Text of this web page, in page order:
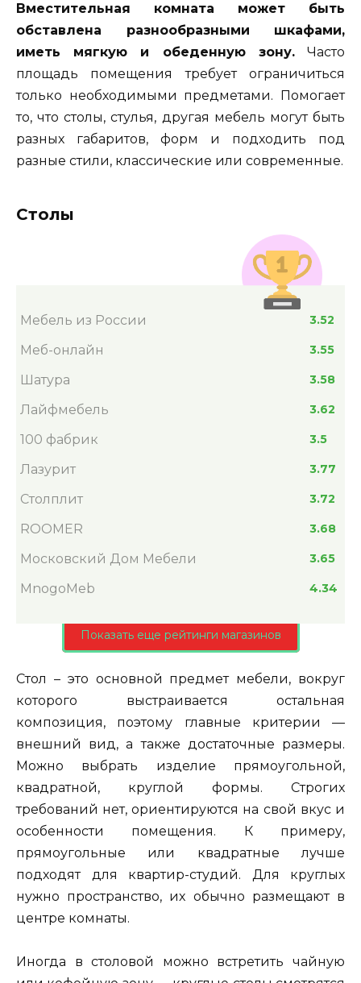
Вместительная комната может быть
обставлена разнообразными шкафами,
иметь мягкую и обеденную зону.Часто
площадь помещения требует ограничиться
только необходимыми предметами. Помогает
то, что столы, стулья, другая мебель могут быть
разных габаритов, форм и подходить под
разные стили, классические или современные.
Столы
Мебель из России 3.52
Меб-онлайн 3.55
Шатура 3.58
Лайфмебель 3.62
100 фабрик 3.5
Лазурит 3.77
Столплит 3.72
ROOMER 3.68
Московский Дом Мебели 3.65
MnogoMeb 4.34
Показать еще рейтинги магазинов
Стол – это основной предмет мебели, вокруг
которого выстраивается остальная
композиция, поэтому главные критерии —
внешний вид, а также достаточные размеры.
Можно выбрать изделие прямоугольной,
квадратной, круглой формы. Строгих
требований нет, ориентируются на свой вкус и
особенности помещения. К примеру,
прямоугольные или квадратные лучше
подходят для квартир-студий. Для круглых
нужно пространство, их обычно размещают в
центре комнаты.
Иногда в столовой можно встретить чайную